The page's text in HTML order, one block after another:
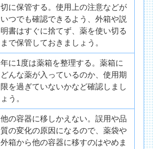
切に保管する。使用上の注意などが
いつでも確認できるよう、外箱や説
明書はすぐに捨てず、薬を使い切る
まで保管しておきましょう。
年に1度は薬箱を整理する。薬箱に
どんな薬が入っているのか、使用期
限を過ぎていないかなど確認しまし
ょう。
他の容器に移しかえない。誤用や品
質の変化の原因になるので、薬袋や
外箱から他の容器に移すのはやめま